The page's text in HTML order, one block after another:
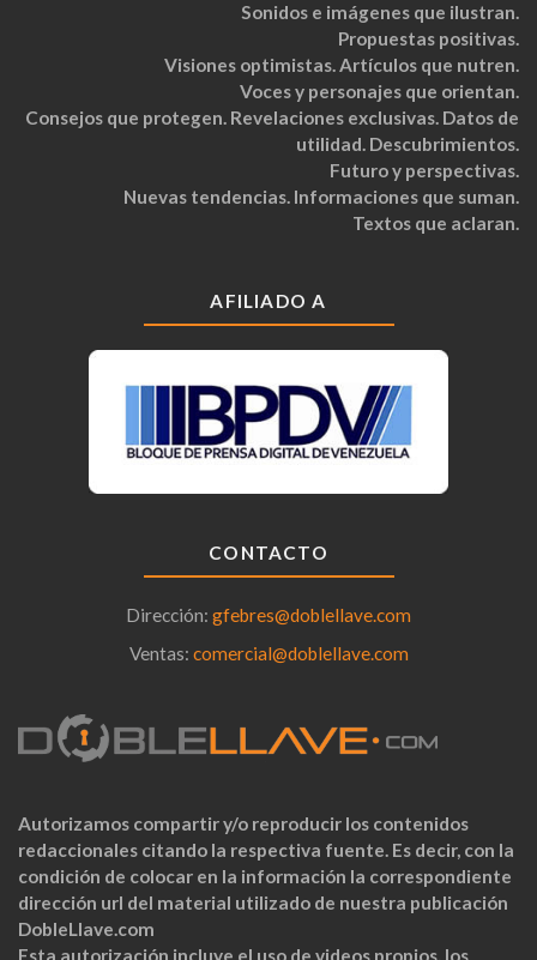
Sonidos e imágenes que ilustran.
Propuestas positivas.
Visiones optimistas. Artículos que nutren.
Voces y personajes que orientan.
Consejos que protegen. Revelaciones exclusivas. Datos de
utilidad. Descubrimientos.
Futuro y perspectivas.
Nuevas tendencias. Informaciones que suman.
Textos que aclaran.
AFILIADO A
CONTACTO
Dirección: gfebres@doblellave.com
Ventas: comercial@doblellave.com
Autorizamos compartir y/o reproducir los contenidos
redaccionales citando la respectiva fuente. Es decir, con la
condición de colocar en la información la correspondiente
dirección url del material utilizado de nuestra publicación
DobleLlave.com